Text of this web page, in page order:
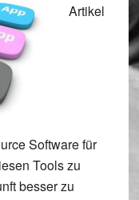
Artikel
Software für
Tools zu
besser zu